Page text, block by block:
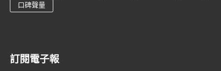
口碑聲量
訂閱電子報